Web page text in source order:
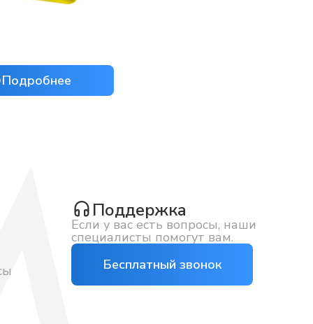
Подробнее
Поддержка
Если у вас есть вопросы, наши
специалисты помогут вам.
Бесплатный звонок